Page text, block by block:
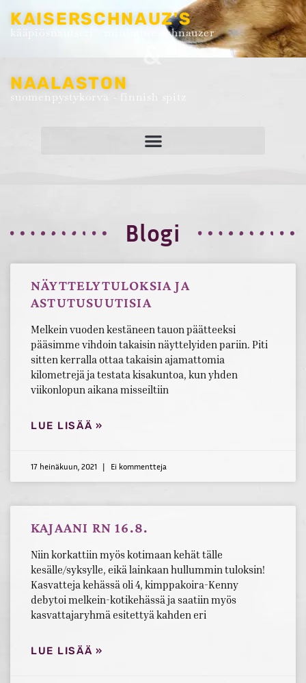
KAISERSCHNAUZ'S
kääpiösnautseri - miniature schnauzer
&
NAALASTON
suomenpystykorva - finnish spitz
Blogi
NÄYTTELYTULOKSIA JA
ASTUTUSUUTISIA
Melkein vuoden kestäneen tauon päätteeksi
pääsimme vihdoin takaisin näyttelyiden pariin. Piti
sitten kerralla ottaa takaisin ajamattomia
kilometrejä ja testata kisakuntoa, kun yhden
viikonlopun aikana misseiltiin
LUE LISÄÄ »
17 heinäkuun, 2021 Ei kommentteja
KAJAANI RN 16.8.
Niin korkattiin myös kotimaan kehät tälle
kesälle/syksylle, eikä lainkaan hullummin tuloksin!
Kasvatteja kehässä oli 4, kimppakoira-Kenny
debytoi melkein-kotikehässä ja saatiin myös
kasvattajaryhmä esitettyä kahden eri
LUE LISÄÄ »